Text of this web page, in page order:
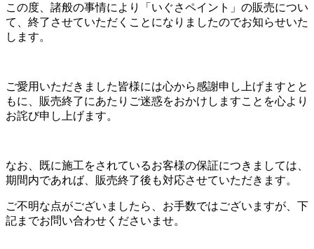
この度、諸般の事情により「いぐさペイント」の販売につい
て、終了させていただくことになりましたのでお知らせいた
します。
ご愛用いただきました皆様には心から感謝申し上げますとと
もに、販売終了にあたりご迷惑をおかけしますことを心より
お詫び申し上げます。
なお、既に施工をされているお客様の保証につきましては、
期間内であれば、販売終了後も対応させていただきます。
ご不明な点がございましたら、お手数ではございますが、下
記までお問い合わせくださいませ。